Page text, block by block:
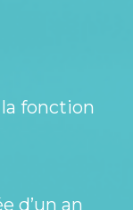
la fonction
d’un an